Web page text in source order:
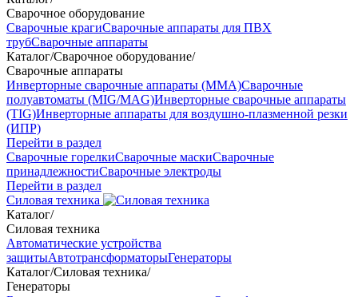
Сварочное оборудование
Сварочные крагиСварочные аппараты для ПВХ
трубСварочные аппараты
Каталог/Сварочное оборудование/
Сварочные аппараты
Инверторные сварочные аппараты (ММА)Сварочные
полуавтоматы (MIG/MAG)Инверторные сварочные аппараты
(TIG)Инверторные аппараты для воздушно-плазменной резки
(ИПР)
Перейти в раздел
Сварочные горелкиСварочные маскиСварочные
принадлежностиСварочные электроды
Перейти в раздел
Силовая техника
Каталог/
Силовая техника
Автоматические устройства
защитыАвтотрансформаторыГенераторы
Каталог/Силовая техника/
Генераторы